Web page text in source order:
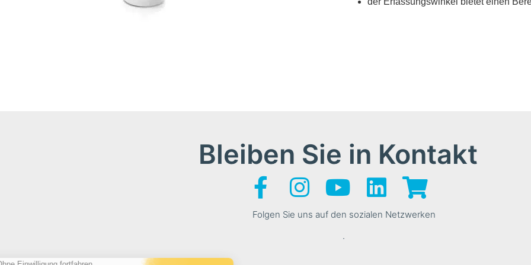
Bleiben Sie in Kontakt
Folgen Sie uns auf den sozialen Netzwerken
.